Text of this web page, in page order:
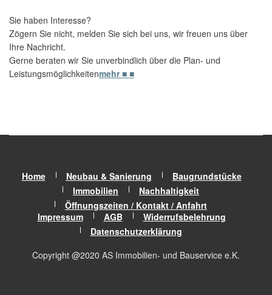
Sie haben Interesse?
Zögern Sie nicht, melden Sie sich bei uns, wir freuen uns über
Ihre Nachricht.
Gerne beraten wir Sie unverbindlich über die Plan- und
Leistungsmöglichkeitenmehr ■ ■
Home Neubau & Sanierung
Baugrundstücke
Immobilien
Nachhaltigkeit
Öffnungszeiten / Kontakt / Anfahrt
Impressum
AGB
Widerrufsbelehrung
Datenschutzerklärung
Copyright @2020 AS Immobilien- und Bauservice e.K.